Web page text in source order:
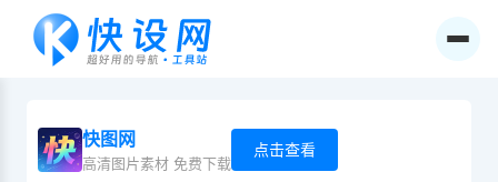
快图网
高清图片素材 免费下载
点击查看